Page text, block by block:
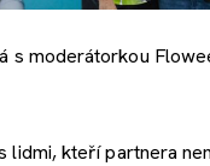
s moderátorkou
lidmi, kteří partnera